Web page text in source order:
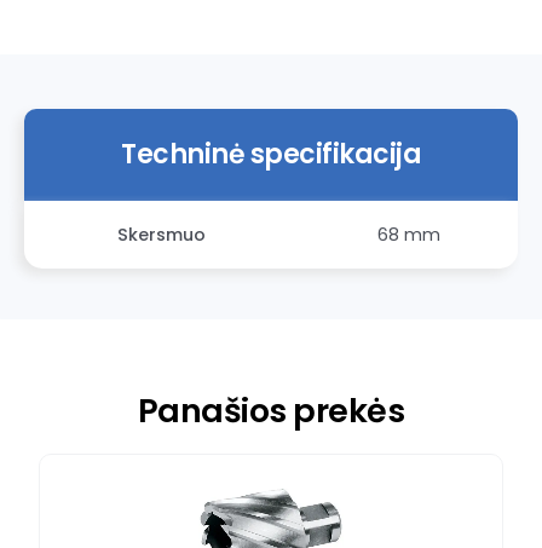
Techninė specifikacija
Skersmuo 68 mm
Panašios prekės